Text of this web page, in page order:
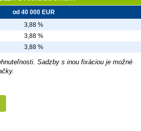
od 40 000 EUR
3,88 %
3,88 %
3,88 %
Sadzby s inou fixáciou je možné